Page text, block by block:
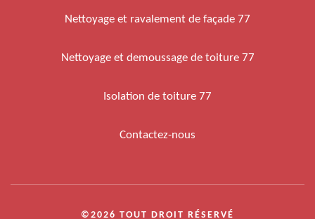
Nettoyage et ravalement de façade 77
Nettoyage et demoussage de toiture 77
Isolation de toiture 77
Contactez-nous
©2026 TOUT DROIT RÉSERVÉ